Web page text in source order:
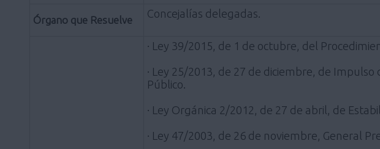
Órgano que Resuelve
Concejalías delegadas.
· Ley 39/2015, de 1 de octubre, del
· Ley 25/2013, de 27 de diciembre, de
Público.
· Ley Orgánica 2/2012, de 27 de abril, de
· Ley 47/2003, de 26 de noviembre, General